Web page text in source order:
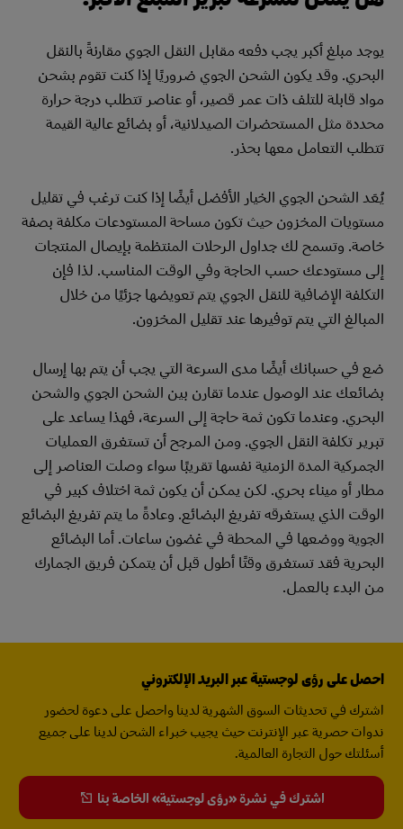
يوجد مبلغ أكبر يجب دفعه مقابل النقل الجوي مقارنةً بالنقل
البحري. وقد يكون الشحن الجوي ضروريًا إذا كنت تقوم بشحن
مواد قابلة للتلف ذات عمر قصير، أو عناصر تتطلب درجة حرارة
محددة مثل المستحضرات الصيدلانية، أو بضائع عالية القيمة
تتطلب التعامل معها بحذر.
يُعَد الشحن الجوي الخيار الأفضل أيضًا إذا كنت ترغب في تقليل
مستويات المخزون حيث تكون مساحة المستودعات مكلفة بصفة
خاصة. وتسمح لك جداول الرحلات المنتظمة بإيصال المنتجات
إلى مستودعك حسب الحاجة وفي الوقت المناسب. لذا فإن
التكلفة الإضافية للنقل الجوي يتم تعويضها جزئيًا من خلال
المبالغ التي يتم توفيرها عند تقليل المخزون.
ضع في حسبانك أيضًا مدى السرعة التي يجب أن يتم بها إرسال
بضائعك عند الوصول عندما تقارن بين الشحن الجوي والشحن
البحري. وعندما تكون ثمة حاجة إلى السرعة، فهذا يساعد على
تبرير تكلفة النقل الجوي. ومن المرجح أن تستغرق العمليات
الجمركية المدة الزمنية نفسها تقريبًا سواء وصلت العناصر إلى
مطار أو ميناء بحري. لكن يمكن أن يكون ثمة اختلاف كبير في
الوقت الذي يستغرقه تفريغ البضائع. وعادةً ما يتم تفريغ البضائع
الجوية ووضعها في المحطة في غضون ساعات. أما البضائع
البحرية فقد تستغرق وقتًا أطول قبل أن يتمكن فريق الجمارك
من البدء بالعمل.
احصل على رؤى لوجستية عبر البريد الإلكتروني
اشترك في تحديثات السوق الشهرية لدينا واحصل على دعوة لحضور
ندوات حصرية عبر الإنترنت حيث يجيب خبراء الشحن لدينا على جميع
أسئلتك حول التجارة العالمية.
اشترك في نشرة «رؤى لوجستية» الخاصة بنا